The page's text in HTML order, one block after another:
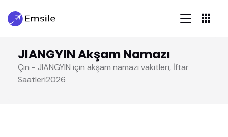
JIANGYIN Akşam Namazı
Çin - JIANGYIN için akşam namazı vakitleri, İftar
Saatleri2026